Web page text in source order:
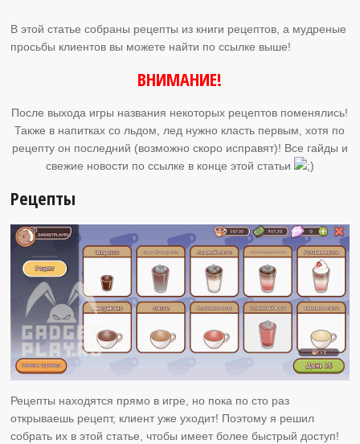
В этой статье собраны рецепты из книги рецептов, а мудреные
просьбы клиентов вы можете найти по ссылке выше!
ВНИМАНИЕ!
После выхода игры названия некоторых рецептов поменялись!
Также в напитках со льдом, лед нужно класть первым, хотя по
рецепту он последний (возможно скоро исправят)! Все гайды и
свежие новости по ссылке в конце этой статьи
Рецепты
Рецепты находятся прямо в игре, но пока по сто раз
открываешь рецепт, клиент уже уходит! Поэтому я решил
собрать их в этой статье, чтобы имеет более быстрый доступ!